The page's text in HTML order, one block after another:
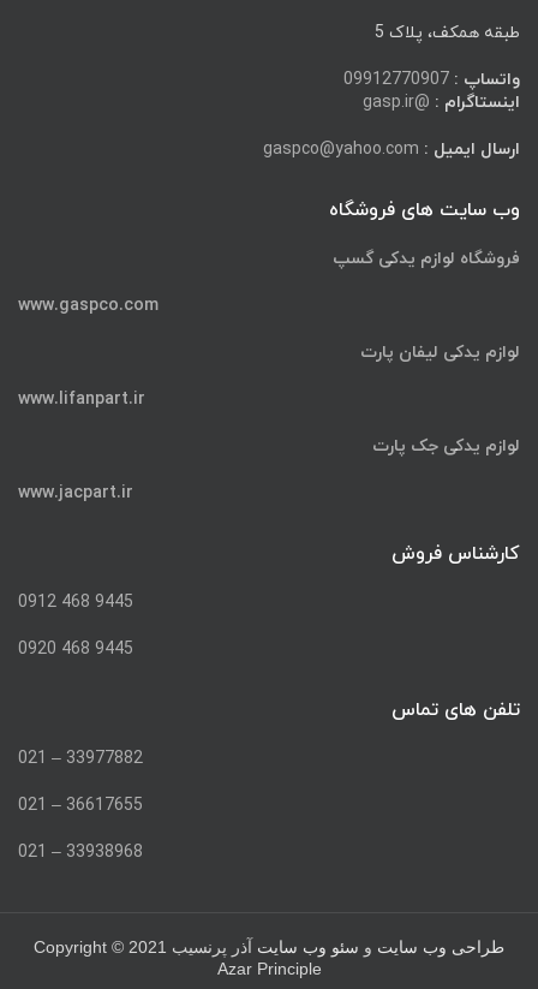
طبقه همکف، پلاک 5
واتساپ : 09912770907
اینستاگرام : @gasp.ir
ارسال ایمیل : gaspco@yahoo.com
وب سایت های فروشگاه
فروشگاه لوازم یدکی گسپ
www.gaspco.com
لوازم یدکی لیفان پارت
www.lifanpart.ir
لوازم یدکی جک پارت
www.jacpart.ir
کارشناس فروش
9445 468 0912
9445 468 0920
تلفن های تماس
33977882 – 021
36617655 – 021
33938968 – 021
طراحی وب سایت و سئو وب سایت آذر پرنسیب Copyright © 2021
Azar Principle